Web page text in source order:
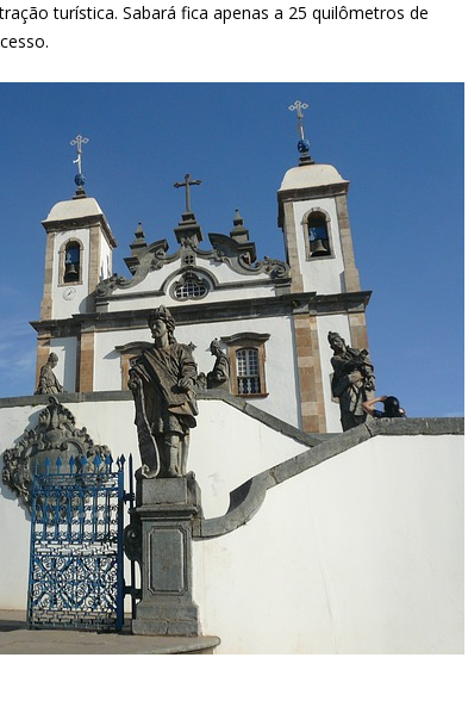
turística. Sabará fica apenas a 25 quilômetros de